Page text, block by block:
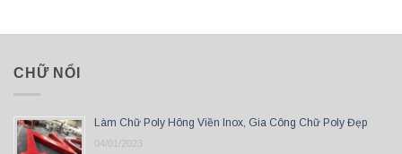
CHỮ NỔI
Làm Chữ Poly Hông Viền Inox, Gia Công Chữ Poly Đẹp
04/01/2023